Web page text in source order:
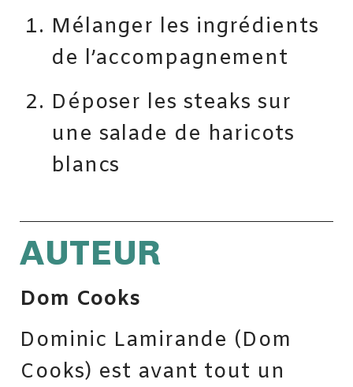
Mélanger les ingrédients
de l’accompagnement
Déposer les steaks sur
une salade de haricots
blancs
AUTEUR
Dom Cooks
Dominic Lamirande (Dom
Cooks) est avant tout un